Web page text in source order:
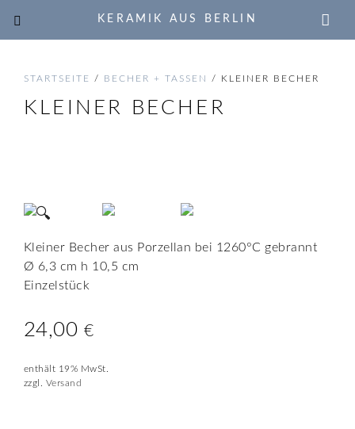
KERAMIK AUS BERLIN
STARTSEITE / BECHER + TASSEN / KLEINER BECHER
🔍
KLEINER BECHER
Kleiner Becher aus Porzellan bei 1260°C gebrannt
Ø 6,3 cm h 10,5 cm
Einzelstück
24,00 €
enthält 19% MwSt.
zzgl. Versand